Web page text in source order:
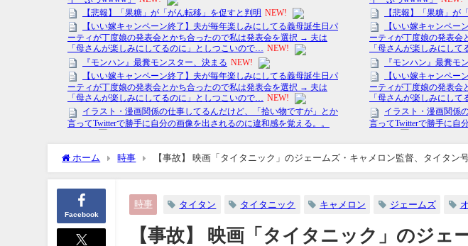
ホーム 時事 【事故】 映画「タイタニック」のジェームズ・キャメロン監督、タイタン
Facebook
時事 タイタン タイタニック キャメロン ジェームズ
【事故】 映画「タイタニック」のジェ